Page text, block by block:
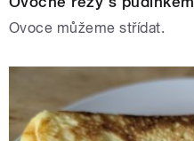
Ovoce můžeme střídat.